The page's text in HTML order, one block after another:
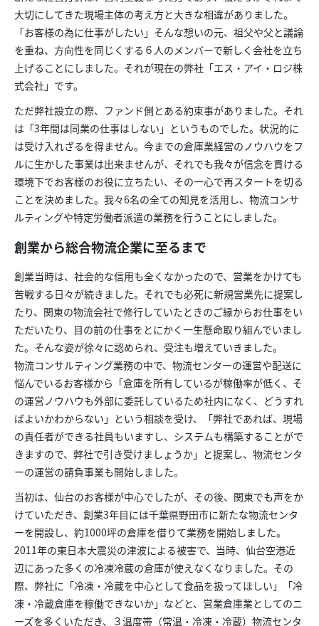
大切にしてきた現場主体の考え方と大きな相違がありました。
「お客様の為に仕事がしたい」そんな想いの元、祖父や父と議論
を重ね、方向性を同じくする６人のメンバーで新しく会社を立ち
上げることにしました。それが現在の弊社「エス・アイ・ロジ株
式会社」です。
ただ弊社設立の際、ファンド側とある約束事がありました。それ
は「3年間は同業の仕事はしない」というものでした。状況的に
は受け入れざるを得ません。今までの倉庫業経営のノウハウをフ
ルに生かした事業は出来ませんが、それでも我々が信念を貫ける
環境下でお客様のお役に立ちたい、その一心で再スタートを切る
ことを決めました。我々6名の全ての知見を活用し、物流コンサ
ルティングや特定労働者派遣の業務を行うことにしました。
創業から総合物流企業に至るまで
創業当時は、社会的な信用も全くなかったので、営業をかけても
苦戦する日々が続きました。それでも必死に新規営業先に提案し
たり、関東の物流会社で修行していたときのご縁からお仕事をい
ただいたり、目の前の仕事をとにかく一生懸命取り組んでいまし
た。そんな姿が徐々に認められ、受注も増えていきました。
物流コンサルティング業務の中で、物流センターの運営や配送に
悩んでいるお客様から「倉庫を所有しているが稼働率が低く、そ
の運営ノウハウも外部に委託しているため社内になく、どうすれ
ばよいかわからない」という相談を受け、「弊社であれば、現場
の責任者ができる社員もいますし、システムも構築することがで
きますので、弊社で引き受けましょうか」と提案し、物流センタ
ーの運営の請負事業も開始しました。
当初は、仙台のお客様が中心でしたが、その後、関東でも声をか
けていただき、創業3年目には千葉県野田市に新たな物流センタ
ーを開設し、約1000坪の倉庫を借りて業務を開始しました。
2011年の東日本大震災の津波による被害で、当時、仙台空港近
辺にあった多くの冷凍冷蔵の倉庫が使えなくなりました。その
際、弊社に「冷凍・冷蔵を中心として食品を扱ってほしい」「冷
凍・冷蔵倉庫を稼働できないか」などと、営業倉庫業としてのニ
ーズを多くいただき、３温度帯（常温・冷凍・冷蔵）物流センタ